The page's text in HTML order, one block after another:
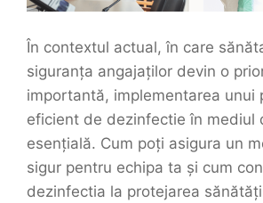
În contextul actual, în care
siguranța angajaților devin o
importantă, implementarea unui
eficient de dezinfectie în mediul
esențială. Cum poți asigura un
sigur pentru echipa ta și cum
dezinfectia la protejarea